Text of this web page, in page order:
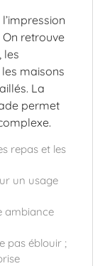
retrouve
les
maisons
La
permet
repas et les
un usage
éblouir ;